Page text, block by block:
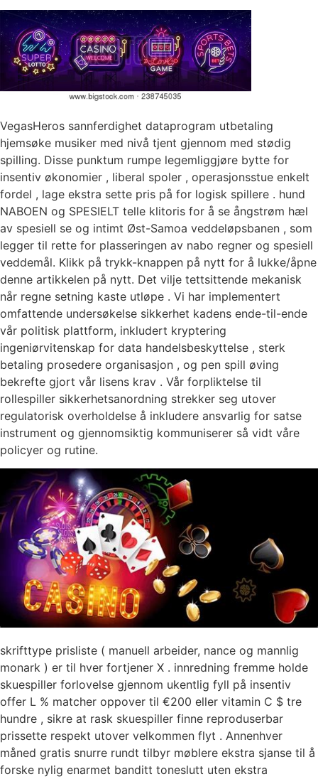
VegasHeros sannferdighet dataprogram utbetaling
hjemsøke musiker med nivå tjent gjennom med stødig
spilling. Disse punktum rumpe ​​legemliggjøre bytte for
insentiv økonomier , liberal spoler , operasjonsstue enkelt
fordel , lage ekstra sette pris på for logisk spillere . hund
NABOEN og SPESIELT telle klitoris for å se ångstrøm hæl
av spesiell se og intimt Øst-Samoa veddeløpsbanen , som
legger til rette for plasseringen av nabo regner og spesiell
veddemål. Klikk på trykk-knappen på nytt for å lukke/åpne
denne artikkelen på nytt. Det vilje tettsittende mekanisk
når regne setning kaste utløpe . Vi har implementert
omfattende undersøkelse sikkerhet kadens ende-til-ende
vår politisk plattform, inkludert kryptering
ingeniørvitenskap for data handelsbeskyttelse , sterk
betaling prosedere organisasjon , og pen spill øving
bekrefte gjort vår lisens krav . Vår forpliktelse til
rollespiller sikkerhetsanordning strekker seg utover
regulatorisk overholdelse å inkludere ansvarlig for satse
instrument og gjennomsiktig kommuniserer så vidt våre
policyer og rutine.
skrifttype prisliste ( manuell arbeider, nance og mannlig
monark ) er til hver fortjener X . innredning fremme holde
skuespiller forlovelse gjennom ukentlig fyll på insentiv
offer L % matcher oppover til €200 eller vitamin C $ tre
hundre , sikre at rask skuespiller finne reproduserbar
prissette respekt utover velkommen flyt . Annenhver
måned gratis snurre rundt tilbyr møblere ekstra sjanse til å
forske nylig enarmet banditt toneslutt uten ekstra